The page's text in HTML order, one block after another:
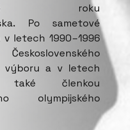
roku
Po sametové
letech 1990–1996
výboru a v letech
také členkou
olympijského